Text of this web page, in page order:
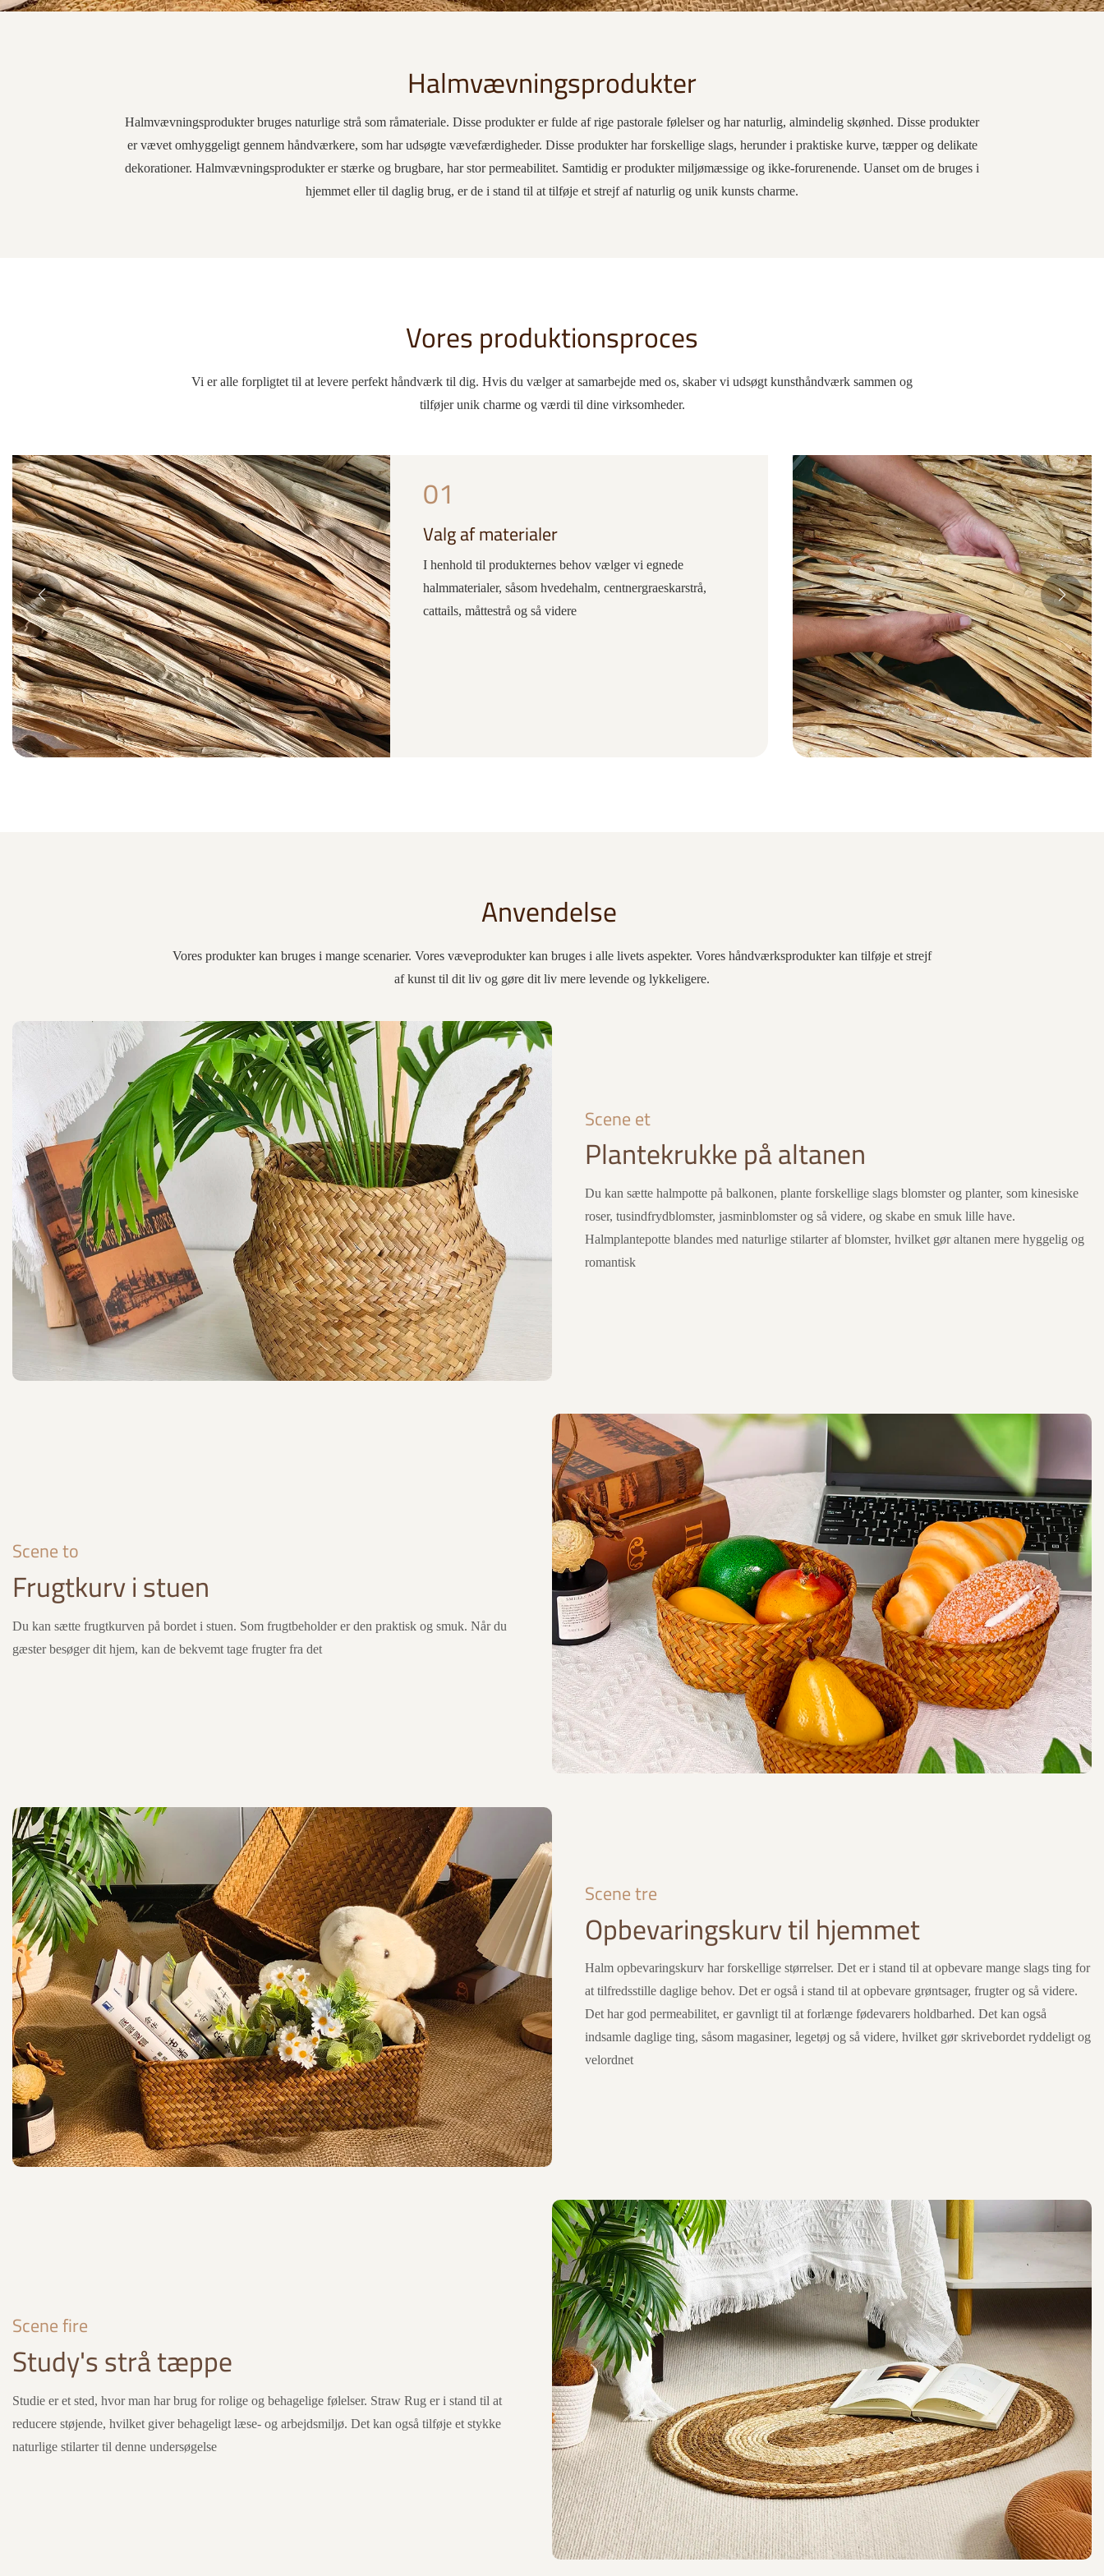
Halmvævningsprodukter
Halmvævningsprodukter bruges naturlige strå som råmateriale. Disse produkter er fulde af rige pastorale følelser og har naturlig, almindelig skønhed. Disse produkter
er vævet omhyggeligt gennem håndværkere, som har udsøgte vævefærdigheder. Disse produkter har forskellige slags, herunder i praktiske kurve, tæpper og delikate
dekorationer. Halmvævningsprodukter er stærke og brugbare, har stor permeabilitet. Samtidig er produkter miljømæssige og ikke-forurenende. Uanset om de bruges i
hjemmet eller til daglig brug, er de i stand til at tilføje et strejf af naturlig og unik kunsts charme.
Vores produktionsproces
Vi er alle forpligtet til at levere perfekt håndværk til dig. Hvis du vælger at samarbejde med os, skaber vi udsøgt kunsthåndværk sammen og
tilføjer unik charme og værdi til dine virksomheder.
01
Valg af materialer
I henhold til produkternes behov vælger vi egnede
halmmaterialer, såsom hvedehalm, centnergraeskarstrå,
cattails, måttestrå og så videre
Anvendelse
Vores produkter kan bruges i mange scenarier. Vores væveprodukter kan bruges i alle livets aspekter. Vores håndværksprodukter kan tilføje et strejf
af kunst til dit liv og gøre dit liv mere levende og lykkeligere.
Scene et
Plantekrukke på altanen
Du kan sætte halmpotte på balkonen, plante forskellige slags blomster og planter, som kinesiske
roser, tusindfrydblomster, jasminblomster og så videre, og skabe en smuk lille have.
Halmplantepotte blandes med naturlige stilarter af blomster, hvilket gør altanen mere hyggelig og
romantisk
Scene to
Frugtkurv i stuen
Du kan sætte frugtkurven på bordet i stuen. Som frugtbeholder er den praktisk og smuk. Når du
gæster besøger dit hjem, kan de bekvemt tage frugter fra det
Scene tre
Opbevaringskurv til hjemmet
Halm opbevaringskurv har forskellige størrelser. Det er i stand til at opbevare mange slags ting for
at tilfredsstille daglige behov. Det er også i stand til at opbevare grøntsager, frugter og så videre.
Det har god permeabilitet, er gavnligt til at forlænge fødevarers holdbarhed. Det kan også
indsamle daglige ting, såsom magasiner, legetøj og så videre, hvilket gør skrivebordet ryddeligt og
velordnet
Scene fire
Study's strå tæppe
Studie er et sted, hvor man har brug for rolige og behagelige følelser. Straw Rug er i stand til at
reducere støjende, hvilket giver behageligt læse- og arbejdsmiljø. Det kan også tilføje et stykke
naturlige stilarter til denne undersøgelse